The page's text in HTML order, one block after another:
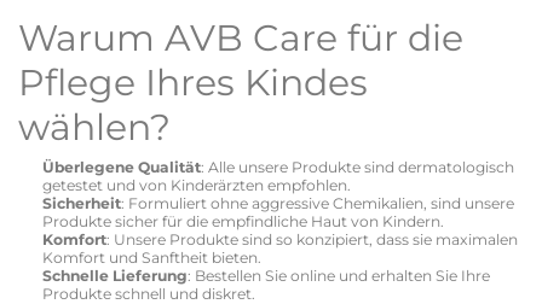
Warum AVB Care für die
Pflege Ihres Kindes
wählen?
Überlegene Qualität: Alle unsere Produkte sind dermatologisch
getestet und von Kinderärzten empfohlen.
Sicherheit: Formuliert ohne aggressive Chemikalien, sind unsere
Produkte sicher für die empfindliche Haut von Kindern.
Komfort: Unsere Produkte sind so konzipiert, dass sie maximalen
Komfort und Sanftheit bieten.
Schnelle Lieferung: Bestellen Sie online und erhalten Sie Ihre
Produkte schnell und diskret.